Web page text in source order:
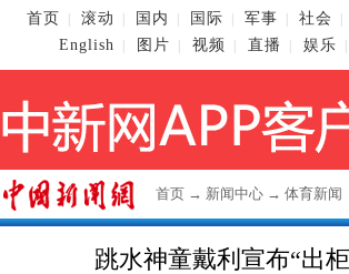
首页 滚动 国内 国际 军事 社会
English
图片 视频 直播 娱乐
首页 → 新闻中心 → 体育新闻
跳水神童戴利宣布“出